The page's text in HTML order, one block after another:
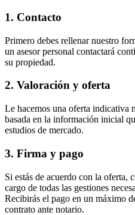
1. Contacto
Primero debes rellenar nuestro
un asesor personal contactará
su propiedad.
2. Valoración y oferta
Le hacemos una oferta indicativa
basada en la información inicial
estudios de mercado.
3. Firma y pago
Si estás de acuerdo con la oferta,
cargo de todas las gestiones
Recibirás el pago en un máximo
contrato ante notario.